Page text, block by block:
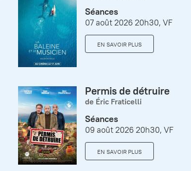
Séances
07 août 2026 20h30, VF
EN SAVOIR PLUS
Permis de détruire
de Éric Fraticelli
Séances
09 août 2026 20h30, VF
EN SAVOIR PLUS